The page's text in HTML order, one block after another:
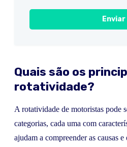
Quais são os
rotatividade?
A rotatividade de motoristas pode
categorias, cada uma com
ajudam a compreender as causas e